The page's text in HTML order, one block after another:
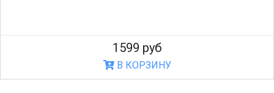
1599 руб
В КОРЗИНУ